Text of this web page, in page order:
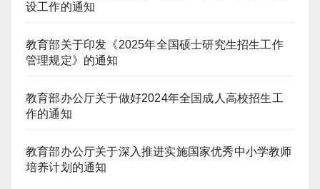
设工作的通知
教育部关于印发《2025年全国硕士研究生招生工作
管理规定》的通知
教育部办公厅关于做好2024年全国成人高校招生工
作的通知
教育部办公厅关于深入推进实施国家优秀中小学教师
培养计划的通知